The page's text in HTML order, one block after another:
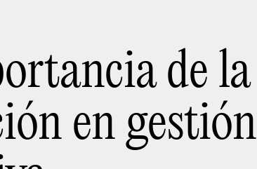
de la
en gestión